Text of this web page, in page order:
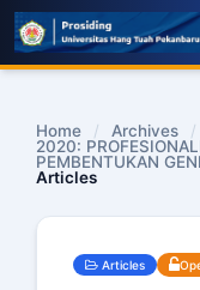
Home / Archives
/
2020:
PEMBENTUKAN
Articles
Articles